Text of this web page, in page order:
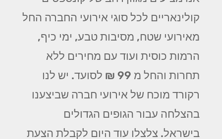
קולינאריים לכל סוגי אירועי החברה החל
מאירועי שטח, מסיבות טבע, ימי כיף,
הרמות כוסית ועוד עם מחירים ללא
תחרות והחל מ 99 ₪ לסועד. יש לנו
רקורד מוכח של אירועי חברה שביצענו
בהצלחה עבור הגופים הגדולים
בישראל. צלצלו עוד היום לקבלת הצעת